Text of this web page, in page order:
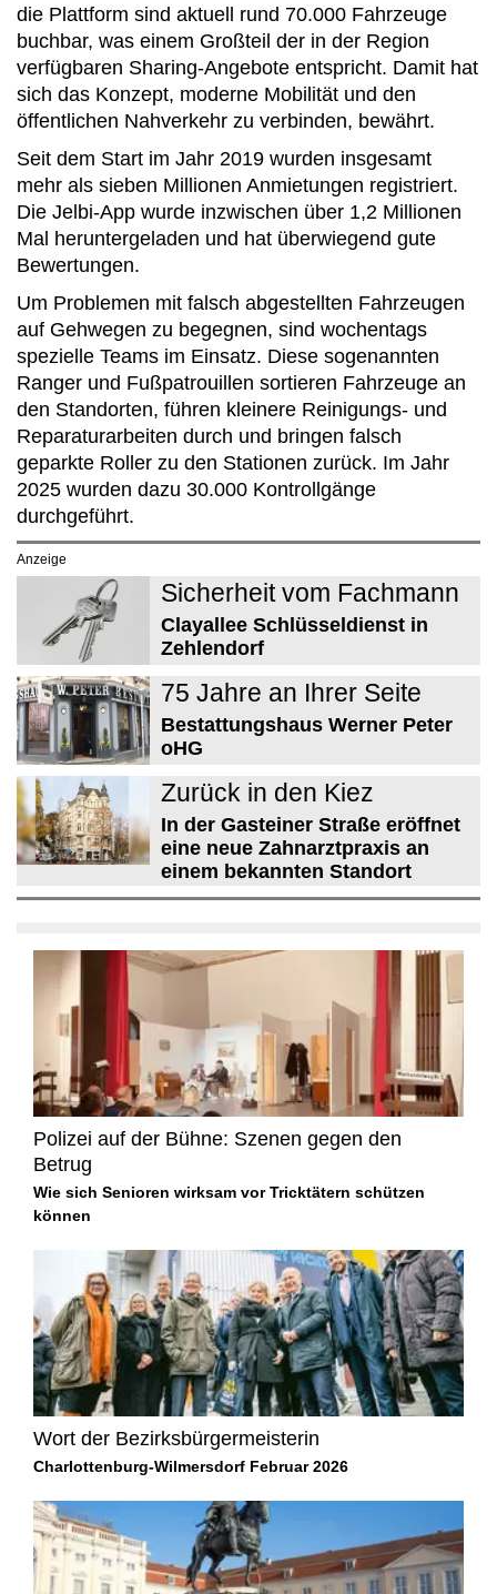
die Plattform sind aktuell rund 70.000 Fahrzeuge
buchbar, was einem Großteil der in der Region
verfügbaren Sharing-Angebote entspricht. Damit hat
sich das Konzept, moderne Mobilität und den
öffentlichen Nahverkehr zu verbinden, bewährt.
Seit dem Start im Jahr 2019 wurden insgesamt
mehr als sieben Millionen Anmietungen registriert.
Die Jelbi-App wurde inzwischen über 1,2 Millionen
Mal heruntergeladen und hat überwiegend gute
Bewertungen.
Um Problemen mit falsch abgestellten Fahrzeugen
auf Gehwegen zu begegnen, sind wochentags
spezielle Teams im Einsatz. Diese sogenannten
Ranger und Fußpatrouillen sortieren Fahrzeuge an
den Standorten, führen kleinere Reinigungs- und
Reparaturarbeiten durch und bringen falsch
geparkte Roller zu den Stationen zurück. Im Jahr
2025 wurden dazu 30.000 Kontrollgänge
durchgeführt.
Anzeige
Sicherheit vom Fachmann
Clayallee Schlüsseldienst in
Zehlendorf
75 Jahre an Ihrer Seite
Bestattungshaus Werner Peter
oHG
Zurück in den Kiez
In der Gasteiner Straße eröffnet
eine neue Zahnarztpraxis an
einem bekannten Standort
Polizei auf der Bühne: Szenen gegen den
Betrug
Wie sich Senioren wirksam vor Tricktätern schützen
können
Wort der Bezirksbürgermeisterin
Charlottenburg-Wilmersdorf Februar 2026